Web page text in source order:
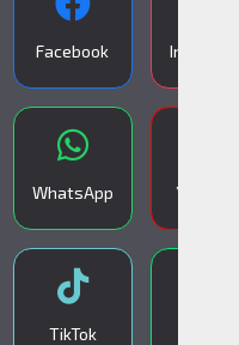
Facebook
WhatsApp YouTube
TikTok